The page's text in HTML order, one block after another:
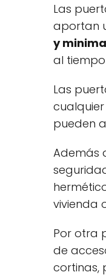
Las
aportan
y
al
Las
pueden
Además
vivienda
Por otra
de
cortinas,